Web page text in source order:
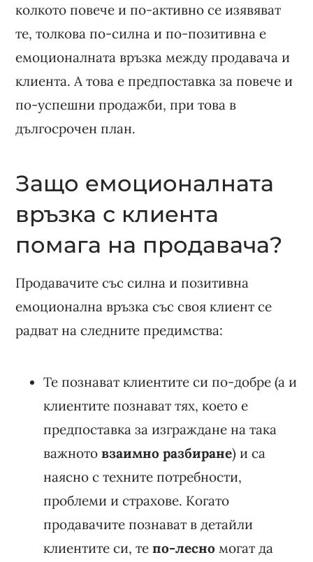
колкото повече и по-активно се изявяват
те, толкова по-силна и по-позитивна е
емоционалната връзка между продавача и
клиента. А това е предпоставка за повече и
по-успешни продажби, при това в
дългосрочен план.
Защо емоционалната
връзка с клиента
помага на продавача?
Продавачите със силна и позитивна
емоционална връзка със своя клиент се
радват на следните предимства:
Те познават клиентите си по-добре (а и
клиентите познават тях, което е
предпоставка за изграждане на така
важнотовзаимно разбиране) и са
наясно с техните потребности,
проблеми и страхове. Когато
продавачите познават в детайли
клиентите си, тепо-лесно могат да